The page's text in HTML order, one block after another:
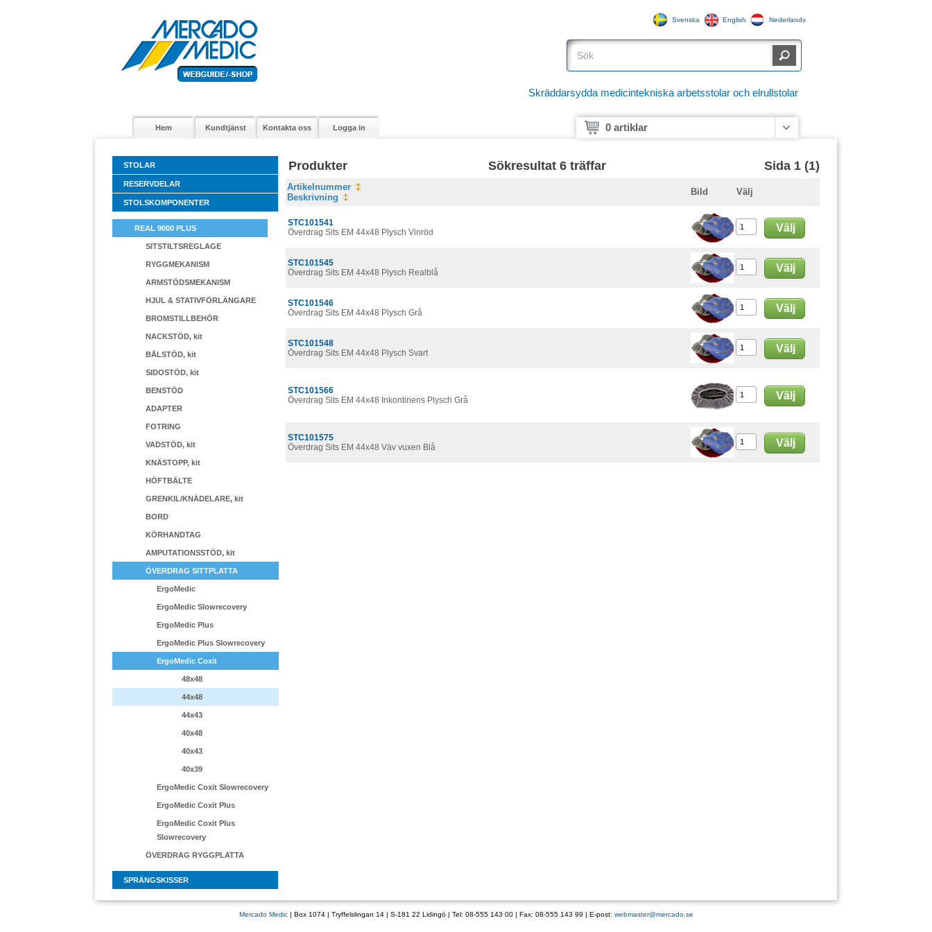
Svenska English Nederlands
Skräddarsydda medicintekniska arbetsstolar och elrullstolar
Hem Kundtjänst Kontakta oss Logga in 0 artiklar
STOLAR
RESERVDELAR
STOLSKOMPONENTER
REAL 9000 PLUS
SITSTILTSREGLAGE
RYGGMEKANISM
ARMSTÖDSMEKANISM
HJUL & STATIVFÖRLÄNGARE
BROMSTILLBEHÖR
NACKSTÖD, kit
BÅLSTÖD, kit
SIDOSTÖD, kit
BENSTÖD
ADAPTER
FOTRING
VADSTÖD, kit
KNÄSTOPP, kit
HÖFTBÄLTE
GRENKIL/KNÄDELARE, kit
BORD
KÖRHANDTAG
AMPUTATIONSSTÖD, kit
ÖVERDRAG SITTPLATTA
ErgoMedic
ErgoMedic Slowrecovery
ErgoMedic Plus
ErgoMedic Plus Slowrecovery
ErgoMedic Coxit
48x48
44x48
44x43
40x48
40x43
40x39
ErgoMedic Coxit Slowrecovery
ErgoMedic Coxit Plus
ErgoMedic Coxit Plus
Slowrecovery
ÖVERDRAG RYGGPLATTA
SPRÄNGSKISSER
Produkter Sökresultat 6 träffar Sida 1 (1)
Artikelnummer
Beskrivning
Bild Välj
STC101541
Överdrag Sits EM 44x48 Plysch Vinröd
Välj
STC101545
Överdrag Sits EM 44x48 Plysch Realblå
Välj
STC101546
Överdrag Sits EM 44x48 Plysch Grå
Välj
STC101548
Överdrag Sits EM 44x48 Plysch Svart
Välj
STC101566
Överdrag Sits EM 44x48 Inkontinens Plysch Grå
Välj
STC101575
Överdrag Sits EM 44x48 Väv vuxen Blå
Välj
Mercado Medic| Box 1074 | Tryffelslingan 14 | S-181 22 Lidingö | Tel: 08-555 143 00 | Fax: 08-555 143 99 | E-post: webmaster@mercado.se